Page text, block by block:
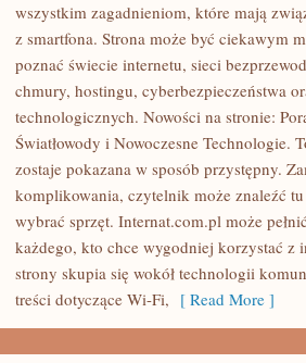
TESTY
RECENZJE
SPRZĘTU
wszystkim zagadnieniom, które mają
z smartfona. Strona może być ciekawym
poznać świecie internetu, sieci
chmury, hostingu, cyberbezpieczeństwa
technologicznych. Nowości na stronie:
Światłowody i Nowoczesne Technologie.
zostaje pokazana w sposób przystępny.
komplikowania, czytelnik może znaleźć
wybrać sprzęt. Internat.com.pl może
każdego, kto chce wygodniej korzystać z
strony skupia się wokół technologii
treści dotyczące Wi-Fi, [ Read More ]